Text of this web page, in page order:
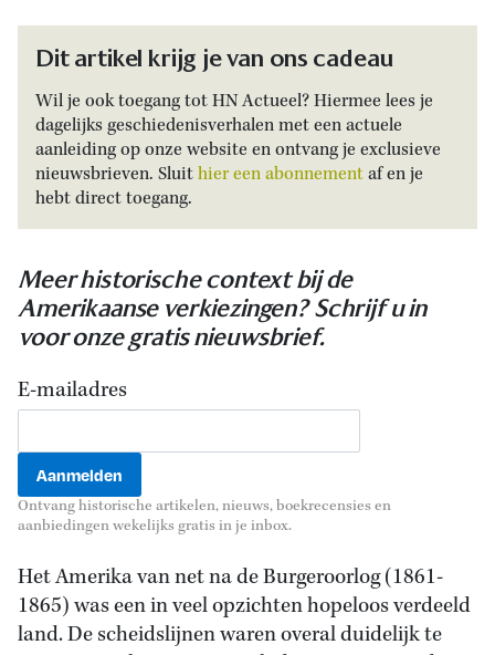
Dit artikel krijg je van ons cadeau
Wil je ook toegang tot HN Actueel? Hiermee lees je
dagelijks geschiedenisverhalen met een actuele
aanleiding op onze website en ontvang je exclusieve
nieuwsbrieven. Sluithier een abonnementaf en je
hebt direct toegang.
Meer historische context bij de
Amerikaanse verkiezingen? Schrijf u in
voor onze gratis nieuwsbrief.
E-mailadres
Ontvang historische artikelen, nieuws, boekrecensies en
aanbiedingen wekelijks gratis in je inbox.
Het Amerika van net na de Burgeroorlog (1861-
1865) was een in veel opzichten hopeloos verdeeld
land. De scheidslijnen waren overal duidelijk te